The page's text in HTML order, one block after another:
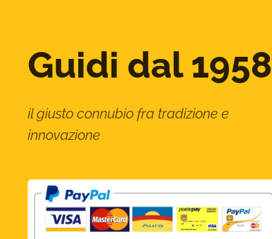
Guidi dal 1958
il giusto connubio fra tradizione e
innovazione